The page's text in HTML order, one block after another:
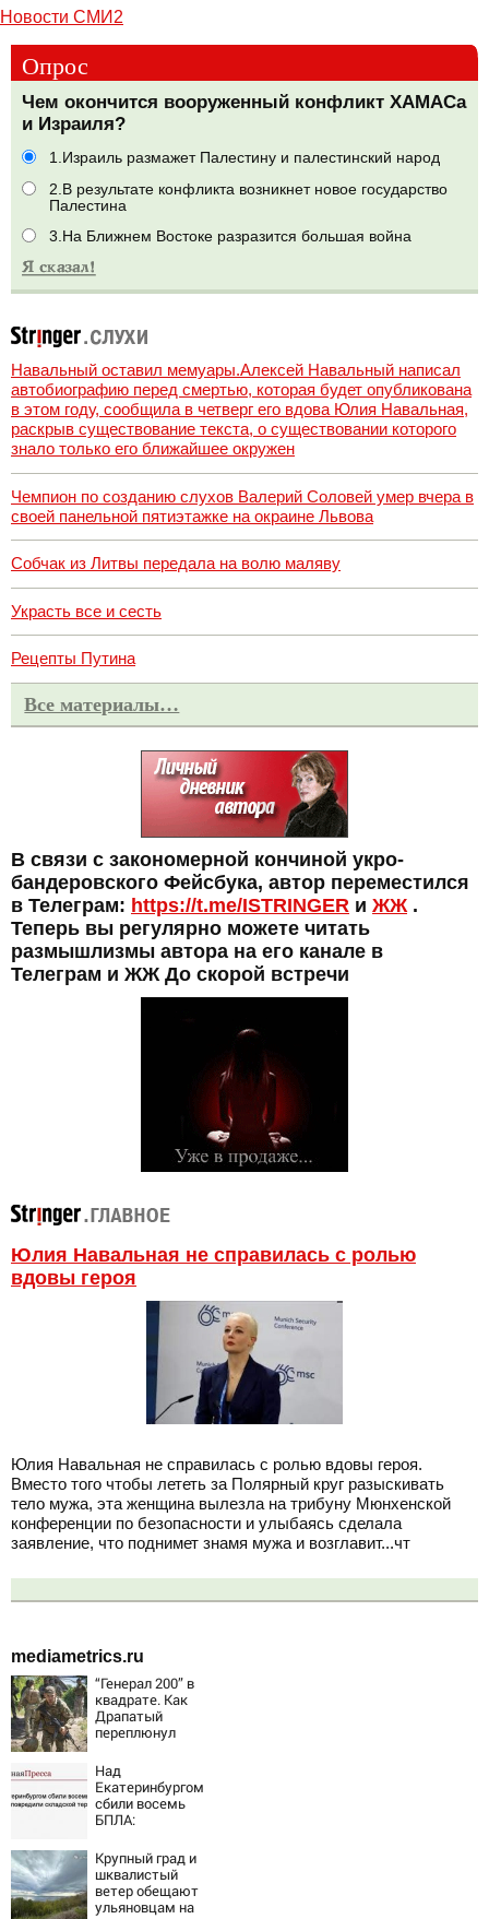
Новости СМИ2
Опрос
Чем окончится вооруженный конфликт ХАМАСа
и Израиля?
1.Израиль размажет Палестину и палестинский народ
2.В результате конфликта возникнет новое государство
Палестина
3.На Ближнем Востоке разразится большая война
Навальный оставил мемуары.Алексей Навальный написал
автобиографию перед смертью, которая будет опубликована
в этом году, сообщила в четверг его вдова Юлия Навальная,
раскрыв существование текста, о существовании которого
знало только его ближайшее окружен
Чемпион по созданию слухов Валерий Соловей умер вчера в
своей панельной пятиэтажке на окраине Львова
Собчак из Литвы передала на волю маляву
Украсть все и сесть
Рецепты Путина
Все материалы…
В связи с закономерной кончиной укро-
бандеровского Фейсбука, автор переместился
в Телеграм: https://t.me/ISTRINGER и ЖЖ .
Теперь вы регулярно можете читать
размышлизмы автора на его канале в
Телеграм и ЖЖ До скорой встречи
Юлия Навальная не справилась с ролью
вдовы героя
Юлия Навальная не справилась с ролью вдовы героя.
Вместо того чтобы лететь за Полярный круг разыскивать
тело мужа, эта женщина вылезла на трибуну Мюнхенской
конференции по безопасности и улыбаясь сделала
заявление, что поднимет знамя мужа и возглавит...чт
mediametrics.ru
“Генерал 200” в
квадрате. Как
Драпатый
переплюнул
Над
Екатеринбургом
сбили восемь
БПЛА:
800 сотрудников
Wildberries
Крупный град и
шквалистый
ветер обещают
ульяновцам на